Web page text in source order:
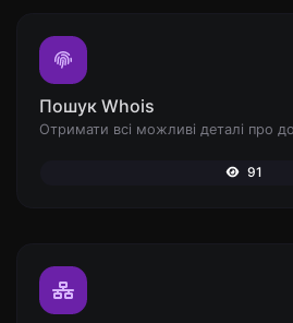
Пошук Whois
Отримати всі можливі деталі про
91